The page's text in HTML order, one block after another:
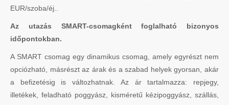
EUR/szoba/éj..
Az utazás SMART-csomagként foglalható bizonyos
időpontokban.
A SMART csomag egy dinamikus csomag, amely egyrészt nem
opciózható, másrészt az árak és a szabad helyek gyorsan, akár
a befizetésig is változhatnak. Az ár tartalmazza: repjegy,
illetékek, feladható poggyász, kisméretű kézipoggyász, szállás,